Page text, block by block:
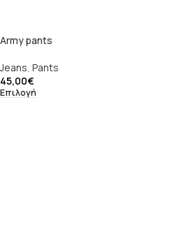
Army pants
Jeans, Pants
45,00€
Επιλογή